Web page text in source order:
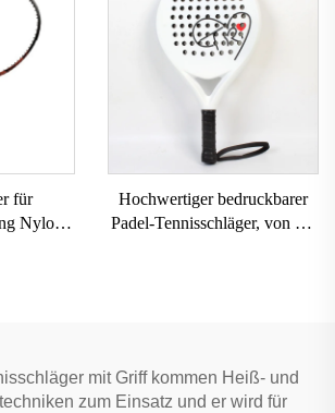
Paare
Paddeltennisschläger
für
Nylon-
Hochwertiger bedruckbarer
Padel-Tennisschläger, von der
mit Griff kommen Heiß- und
zum Einsatz und er wird für